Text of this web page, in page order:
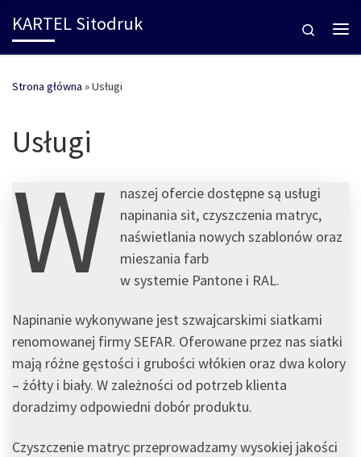
Skip to content
KARTEL Sitodruk
Search
Strona główna »Usługi
Usługi
W
naszej ofercie dostępne są usługi
napinania sit, czyszczenia matryc,
naświetlania nowych szablonów oraz
mieszania farb
w systemie Pantone i RAL.
Napinanie wykonywane jest szwajcarskimi siatkami
renomowanej firmy SEFAR. Oferowane przez nas siatki
mają różne gęstości i grubości włókien oraz dwa kolory
– żółty i biały. W zależności od potrzeb klienta
doradzimy odpowiedni dobór produktu.
Czyszczenie matryc przeprowadzamy wysokiej jakości